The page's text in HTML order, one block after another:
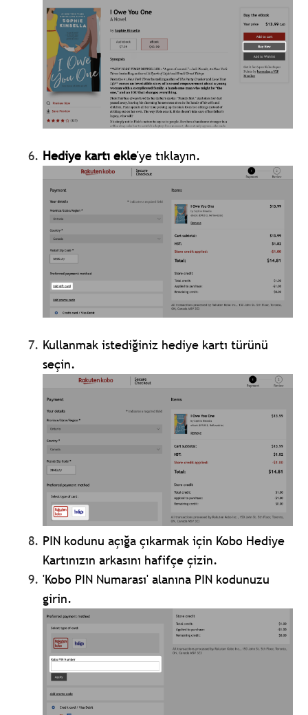
Hediye kartı ekle'ye tıklayın.
Kullanmak istediğiniz hediye kartı türünü
seçin.
PIN kodunu açığa çıkarmak için Kobo Hediye
Kartınızın arkasını hafifçe çizin.
'Kobo PIN Numarası' alanına PIN kodunuzu
girin.